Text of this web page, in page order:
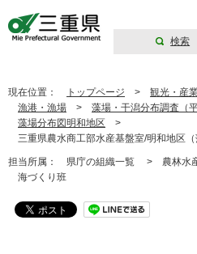
検索
現在位置： トップページ > 観光・産
漁港・漁場 > 藻場・干潟分布調査（
藻場分布図明和地区 >
三重県農水商工部水産基盤室/明和地区（
担当所属： 県庁の組織一覧 > 農林水
海づくり班